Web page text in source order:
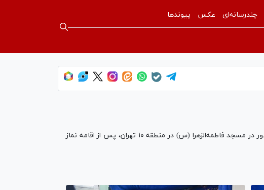
چندرسانه‌ای عکس پیوندها
دادستان عمومی و انقلاب تهران، علی صالحی، شامگاه سه‌شنبه (۱۶ بهمن ۱۴۰۳) به همراه جمعی از معاونان خود، با حضور در مسجد فاطمه‌الزهرا (س) در منطقه ۱۰ تهران، پس از اقامه نماز